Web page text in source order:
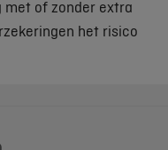
met of zonder extra
het risico